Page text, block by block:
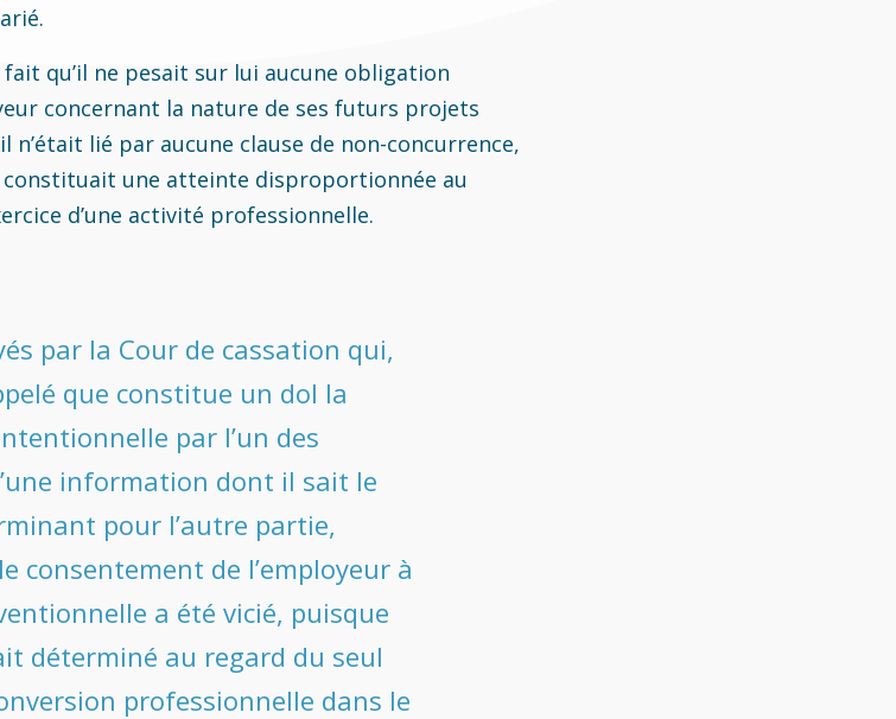
qu’il ne pesait sur lui aucune obligation
concernant la nature de ses futurs projets
n’était lié par aucune clause de non-concurrence,
une atteinte disproportionnée au
d’une activité professionnelle.
par la Cour de cassation qui,
que constitue un dol la
par l’un des
information dont il sait le
pour l’autre partie,
consentement de l’employeur à
a été vicié, puisque
déterminé au regard du seul
professionnelle dans le